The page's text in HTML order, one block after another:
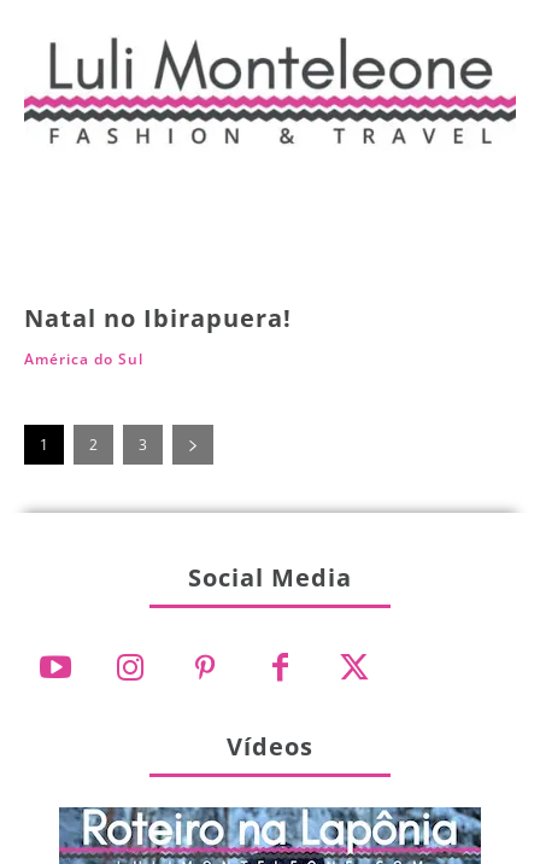
Natal no Ibirapuera!
América do Sul
1 2 3
Social Media
Vídeos